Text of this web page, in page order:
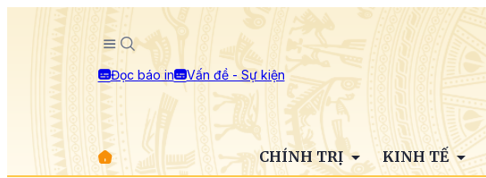
Đọc báo in Vấn đề - Sự kiện
CHÍNH TRỊ KINH TẾ